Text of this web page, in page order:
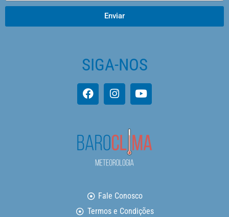
Enviar
SIGA-NOS
Fale Conosco
Termos e Condições